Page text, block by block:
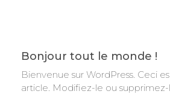
Bonjour tout le monde !
Bienvenue sur WordPress. Ceci
article. Modifiez-le ou supprimez-